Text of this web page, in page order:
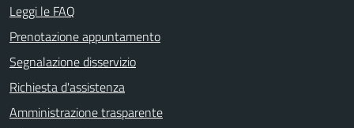
Leggi le FAQ
Prenotazione appuntamento
Segnalazione disservizio
Richiesta d'assistenza
Amministrazione trasparente